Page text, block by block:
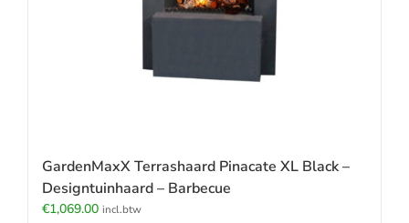
GardenMaxX Terrashaard Pinacate XL Black –
Designtuinhaard – Barbecue
€1,069.00 incl.btw